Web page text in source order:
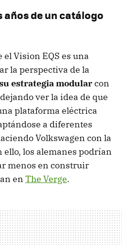
años de un catálogo
Vision EQS es una
la perspectiva de la
estrategia modularcon
ver la idea de que
plataforma eléctrica
a diferentes
Volkswagen con la
ello, los alemanes podrían
menos en construir
en The Verge.